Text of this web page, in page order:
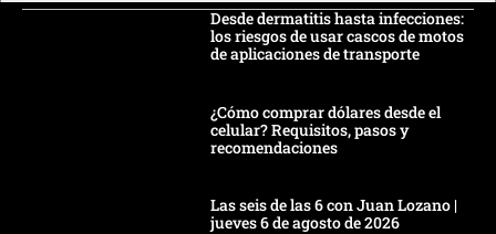
Desde dermatitis hasta infecciones:
los riesgos de usar cascos de motos
de aplicaciones de transporte
¿Cómo comprar dólares desde el
celular? Requisitos, pasos y
recomendaciones
Las seis de las 6 con Juan Lozano |
jueves 6 de agosto de 2026